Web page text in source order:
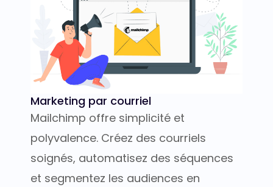
Marketing par courriel
Mailchimp offre simplicité et
polyvalence. Créez des courriels
soignés, automatisez des séquences
et segmentez les audiences en